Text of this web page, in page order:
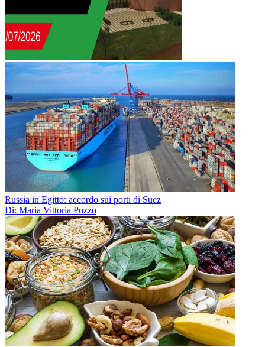
Russia in Egitto: accordo sui porti di Suez
Di: Maria Vittoria Puzzo